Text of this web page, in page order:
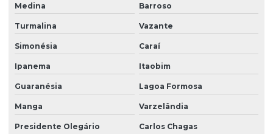
Medina Barroso
Turmalina Vazante
Simonésia Caraí
Ipanema Itaobim
Guaranésia Lagoa Formosa
Manga Varzelândia
Presidente Olegário Carlos Chagas